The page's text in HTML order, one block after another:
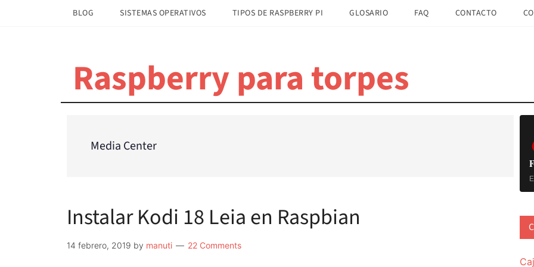
BLOG SISTEMAS OPERATIVOS TIPOS DE RASPBERRY PI GLOSARIO FAQ CONTACTO
Raspberry para torpes
Media Center
Instalar Kodi 18 Leia en Raspbian
14 febrero, 2019 by manuti 22 Comments